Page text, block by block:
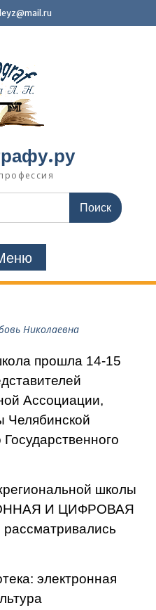
Николаевна
прошла 14-15
Ассоциации,
Челябинской
школы
И ЦИФРОВАЯ
электронная